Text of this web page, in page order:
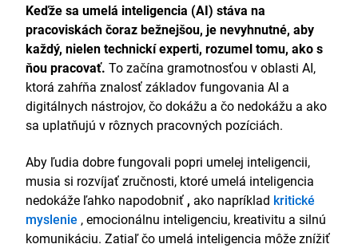
Keďže sa umelá inteligencia (AI) stáva na
pracoviskách čoraz bežnejšou, je nevyhnutné, aby
každý, nielen technickí experti, rozumel tomu, ako s
ňou pracovať. To začína gramotnosťou v oblasti AI,
ktorá zahŕňa znalosť základov fungovania AI a
digitálnych nástrojov, čo dokážu a čo nedokážu a ako
sa uplatňujú v rôznych pracovných pozíciách.
Aby ľudia dobre fungovali popri umelej inteligencii,
musia si rozvíjať zručnosti, ktoré umelá inteligencia
nedokáže ľahko napodobniť , ako napríklad kritické
myslenie , emocionálnu inteligenciu, kreativitu a silnú
komunikáciu. Zatiaľ čo umelá inteligencia môže znížiť